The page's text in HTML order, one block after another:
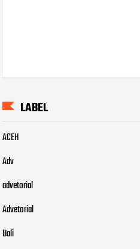
LABEL
ACEH
Adv
advetorial
Advetorial
Bali